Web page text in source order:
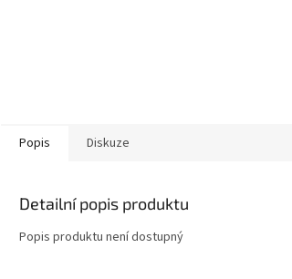
Popis Diskuze
Detailní popis produktu
Popis produktu není dostupný